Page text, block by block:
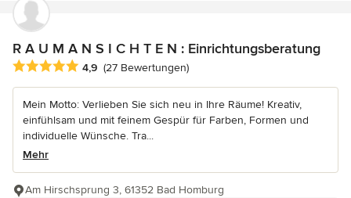
R A U M A N S I C H T E N : Einrichtungsberatung
Durchschnittliche Bewertung: 4.9 von 5 Sternen
4,9 (27 Bewertungen)
Mein Motto: Verlieben Sie sich neu in Ihre Räume! Kreativ,
einfühlsam und mit feinem Gespür für Farben, Formen und
individuelle Wünsche. Tra...
Mehr
Am Hirschsprung 3, 61352 Bad Homburg